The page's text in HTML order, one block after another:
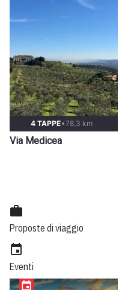
Via Medicea
4 TAPPE 78,3 km
work
Proposte di viaggio
event
Eventi
event